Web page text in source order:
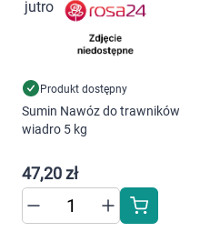
Produkt dostępny
Sumin Nawóz do trawników
wiadro 5 kg
47,20 zł